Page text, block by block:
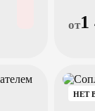
от1
НЕТ